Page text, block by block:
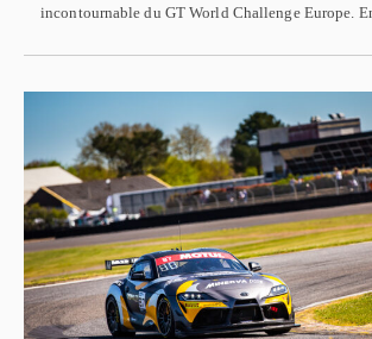
incontournable du GT World Challenge Europe.